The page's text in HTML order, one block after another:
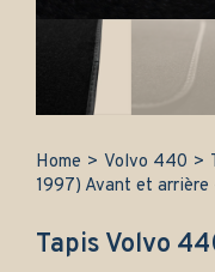
Home > Volvo 440 >
1997) Avant et arrière
Tapis Volvo